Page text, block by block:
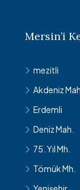
Mersin’i
mezitli
Akdeniz Mah.
Erdemli
Deniz Mah.
75. Yıl Mh.
Tömük Mh.